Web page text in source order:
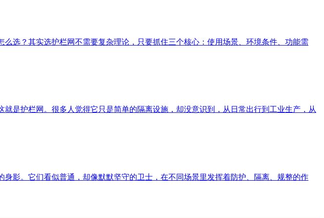
选？其实选护栏网不需要复杂理论，只要抓住三个核心：使用场景、环境条件、功能需
是护栏网。很多人觉得它只是简单的隔离设施，却没意识到，从日常出行到工业生产，从
影。它们看似普通，却像默默坚守的卫士，在不同场景里发挥着防护、隔离、规整的作